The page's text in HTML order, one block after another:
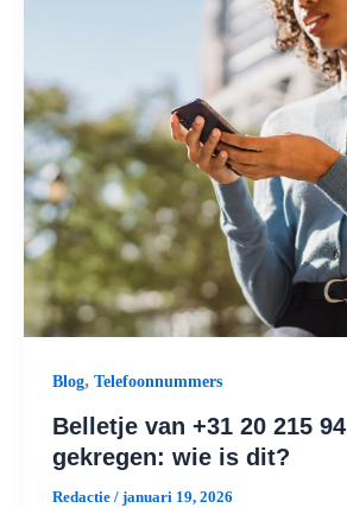
Blog, Telefoonnummers
Belletje van +31 20 215
gekregen: wie is dit?
Redactie / januari 19, 2026